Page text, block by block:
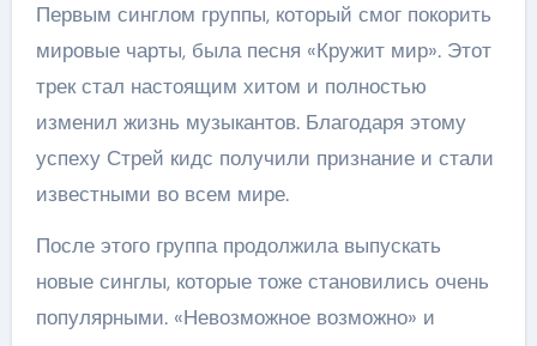
Первым синглом группы, который смог покорить
мировые чарты, была песня «Кружит мир». Этот
трек стал настоящим хитом и полностью
изменил жизнь музыкантов. Благодаря этому
успеху Стрей кидс получили признание и стали
известными во всем мире.
После этого группа продолжила выпускать
новые синглы, которые тоже становились очень
популярными. «Невозможное возможно» и